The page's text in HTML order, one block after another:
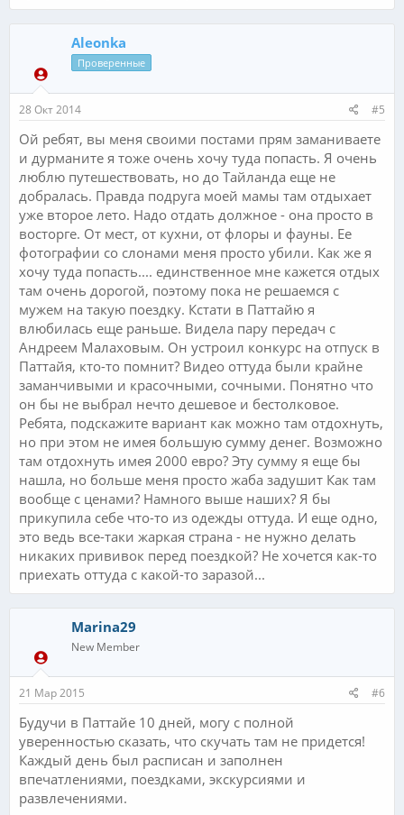
Aleonka
Проверенные
28 Окт 2014 #5
Ой ребят, вы меня своими постами прям заманиваете
и дурманите я тоже очень хочу туда попасть. Я очень
люблю путешествовать, но до Тайланда еще не
добралась. Правда подруга моей мамы там отдыхает
уже второе лето. Надо отдать должное - она просто в
восторге. От мест, от кухни, от флоры и фауны. Ее
фотографии со слонами меня просто убили. Как же я
хочу туда попасть.... единственное мне кажется отдых
там очень дорогой, поэтому пока не решаемся с
мужем на такую поездку. Кстати в Паттайю я
влюбилась еще раньше. Видела пару передач с
Андреем Малаховым. Он устроил конкурс на отпуск в
Паттайя, кто-то помнит? Видео оттуда были крайне
заманчивыми и красочными, сочными. Понятно что
он бы не выбрал нечто дешевое и бестолковое.
Ребята, подскажите вариант как можно там отдохнуть,
но при этом не имея большую сумму денег. Возможно
там отдохнуть имея 2000 евро? Эту сумму я еще бы
нашла, но больше меня просто жаба задушит Как там
вообще с ценами? Намного выше наших? Я бы
прикупила себе что-то из одежды оттуда. И еще одно,
это ведь все-таки жаркая страна - не нужно делать
никаких прививок перед поездкой? Не хочется как-то
приехать оттуда с какой-то заразой...
Marina29
New Member
21 Мар 2015 #6
Будучи в Паттайе 10 дней, могу с полной
уверенностью сказать, что скучать там не придется!
Каждый день был расписан и заполнен
впечатлениями, поездками, экскурсиями и
развлечениями.